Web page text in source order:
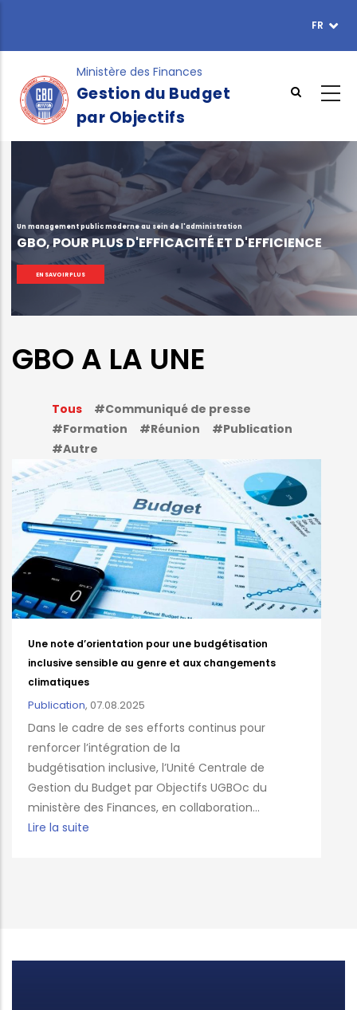
contenu
FR
Ministère des Finances
Gestion du Budget
par Objectifs
Un management public moderne au sein de l'administration
GBO, POUR PLUS D'EFFICACITÉ ET D'EFFICIENCE
EN SAVOIR PLUS
GBO A LA UNE
Tous
#Communiqué de presse
#Formation
#Réunion
#Publication
#Autre
Une note d’orientation pour une budgétisation
inclusive sensible au genre et aux changements
climatiques
Publication, 07.08.2025
Dans le cadre de ses efforts continus pour
renforcer l’intégration de la
budgétisation inclusive, l’Unité Centrale de
Gestion du Budget par Objectifs UGBOc du
ministère des Finances, en collaboration...
Lire la suite